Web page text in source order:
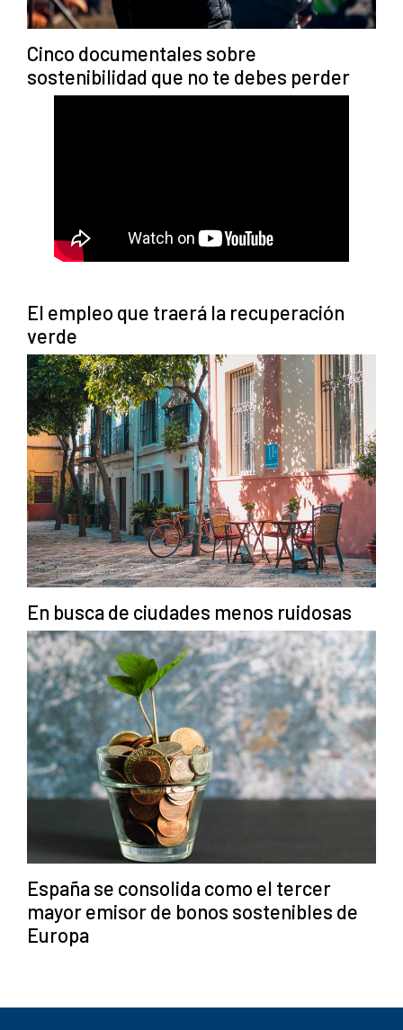
Cinco documentales sobre
sostenibilidad que no te debes perder
El empleo que traerá la recuperación
verde
En busca de ciudades menos ruidosas
España se consolida como el tercer
mayor emisor de bonos sostenibles de
Europa